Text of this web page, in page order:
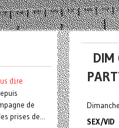
DIM
SEX/VID
dire
de
prises de...